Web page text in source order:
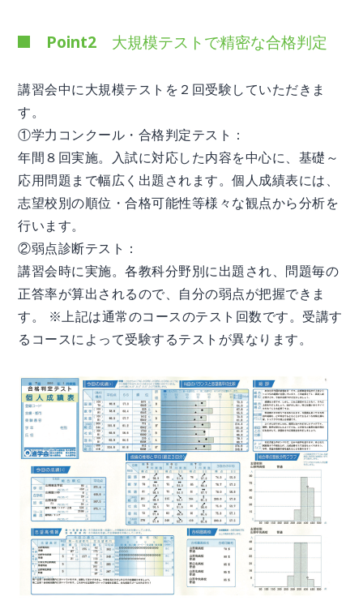
Point2 大規模テストで精密な合格判定
講習会中に大規模テストを２回受験していただきま
す。
①学力コンクール・合格判定テスト：
年間８回実施。入試に対応した内容を中心に、基礎～
応用問題まで幅広く出題されます。個人成績表には、
志望校別の順位・合格可能性等様々な観点から分析を
行います。
②弱点診断テスト：
講習会時に実施。各教科分野別に出題され、問題毎の
正答率が算出されるので、自分の弱点が把握できま
す。 ※上記は通常のコースのテスト回数です。受講す
るコースによって受験するテストが異なります。